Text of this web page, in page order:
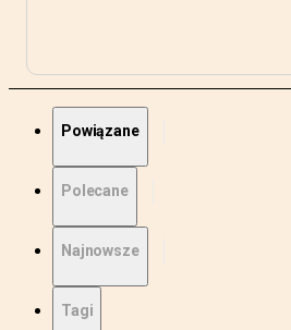
Powiązane
Polecane
Najnowsze
Tagi